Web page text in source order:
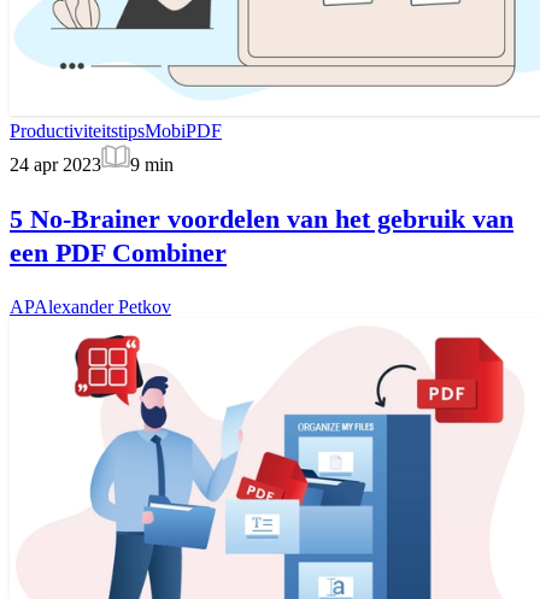
ProductiviteitstipsMobiPDF
24 apr 2023
9 min
5 No-Brainer voordelen van het gebruik van
een PDF Combiner
APAlexander Petkov